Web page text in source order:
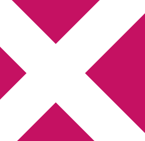
Ja, vem är vi egentligen?